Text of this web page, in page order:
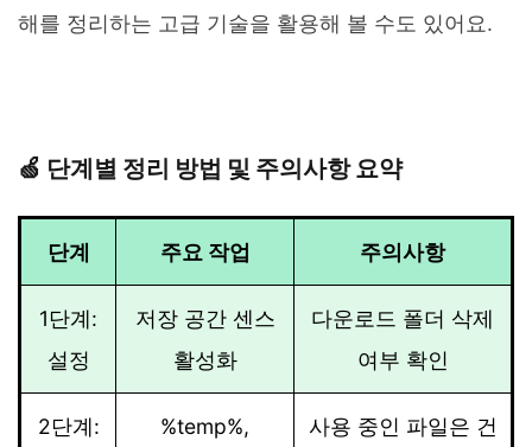
해를 정리하는 고급 기술을 활용해 볼 수도 있어요.
🍏 단계별 정리 방법 및 주의사항 요약
단계 주요 작업 주의사항
1단계:
설정
저장 공간 센스
활성화
다운로드 폴더 삭제
여부 확인
2단계:
%temp%,
사용 중인 파일은 건